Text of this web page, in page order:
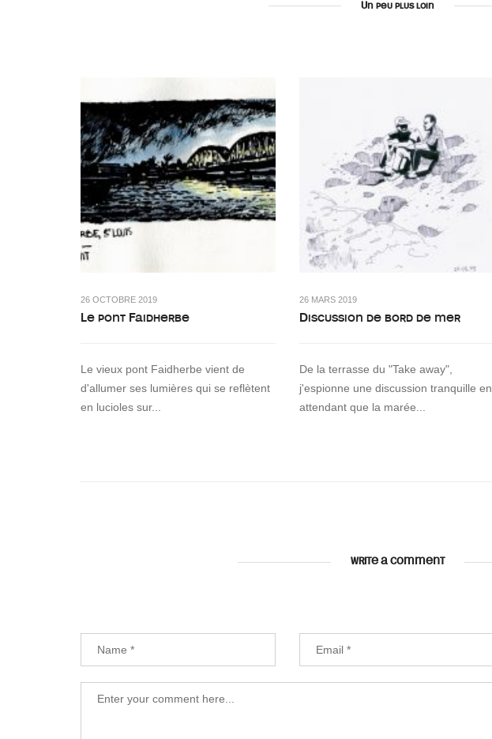
Un peu plus loin
26 OCTOBRE 2019
Le pont Faidherbe
Le vieux pont Faidherbe vient de
d'allumer ses lumières qui se reflètent
en lucioles sur...
26 MARS 2019
Discussion de bord de mer
De la terrasse du "Take away",
j'espionne une discussion tranquille en
attendant que la marée...
WRITE A COMMENT